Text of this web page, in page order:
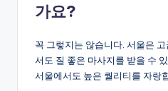
가요?
꼭 그렇지는 않습니다. 서울은
서도 질 좋은 마사지를 받을 수
서울에서도 높은 퀄리티를 자랑